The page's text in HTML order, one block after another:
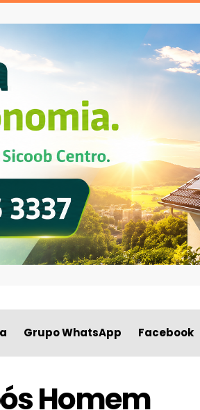
Grupo WhatsApp Facebook
Homem